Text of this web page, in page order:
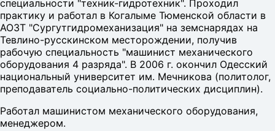
специальности "техник-гидротехник". Проходил
практику и работал в Когалыме Тюменской области в
АОЗТ "Сургутгидромеханизация" на земснарядах на
Тевлино-русскинском месторождении, получив
рабочую специальность "машинист механического
оборудования 4 разряда". В 2006 г. окончил Одесский
национальный университет им. Мечникова (политолог,
преподаватель социально-политических дисциплин).
Работал машинистом механического оборудования,
менеджером.